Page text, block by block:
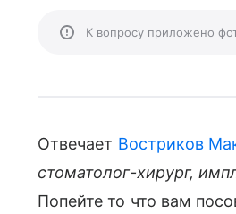
К вопросу приложено
Отвечает Востриков
стоматолог-хирург,
Попейте то что вам